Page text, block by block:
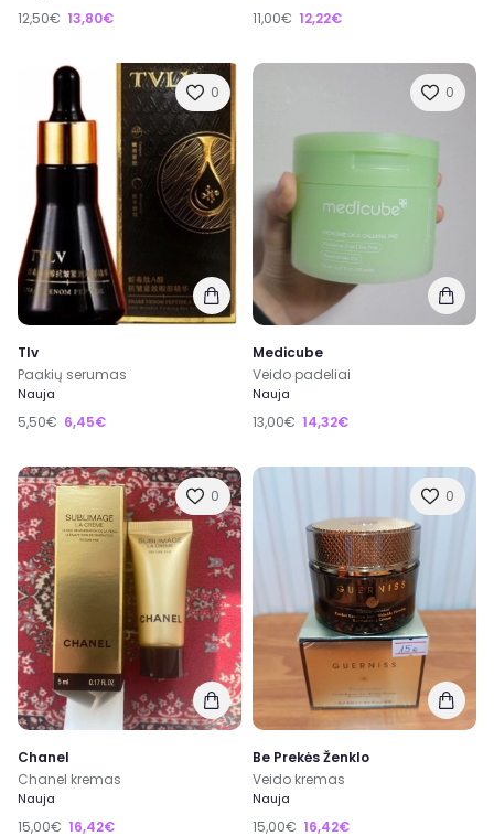
12,50€ 13,80€ 11,00€ 12,22€
0
Tlv
Paakių serumas
Nauja
5,50€ 6,45€
0
Medicube
Veido padeliai
Nauja
13,00€ 14,32€
0
Chanel
Chanel kremas
Nauja
15,00€ 16,42€
0
Be Prekės Ženklo
Veido kremas
Nauja
15,00€ 16,42€